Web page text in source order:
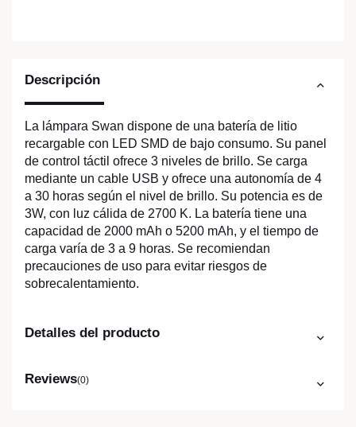
Descripción
La lámpara Swan dispone de una batería de litio
recargable con LED SMD de bajo consumo. Su panel
de control táctil ofrece 3 niveles de brillo. Se carga
mediante un cable USB y ofrece una autonomía de 4
a 30 horas según el nivel de brillo. Su potencia es de
3W, con luz cálida de 2700 K. La batería tiene una
capacidad de 2000 mAh o 5200 mAh, y el tiempo de
carga varía de 3 a 9 horas. Se recomiendan
precauciones de uso para evitar riesgos de
sobrecalentamiento.
Detalles del producto
Reviews(0)